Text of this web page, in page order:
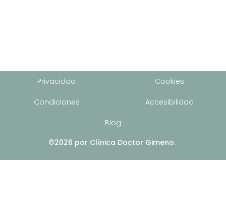
Privacidad Cookies
Condiciones Accesibilidad
Blog
©2026 por Clínica Doctor Gimeno.